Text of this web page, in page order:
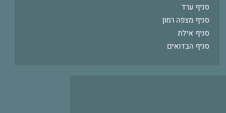
סניף ערד
סניף מצפה רמון
סניף אילת
סניף הבדואים